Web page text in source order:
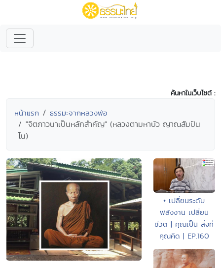
ค้นหาในเว็บไซต์ :
หน้าแรก ธรรมะจากหลวงพ่อ
"จิตภาวนาเป็นหลักสำคัญ" (หลวงตามหาบัว ญาณสัมปัน
โน)
• เปลี่ยนระดับ
พลังงาน เปลี่ยน
ชีวิต | คุณเป็น สิ่งที่
คุณคิด | EP.160